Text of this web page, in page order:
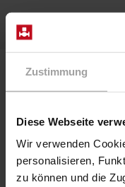
Zustimmung
Diese Webseite
Wir verwenden
personalisieren,
zu können und die
Valvola 2/918-28/